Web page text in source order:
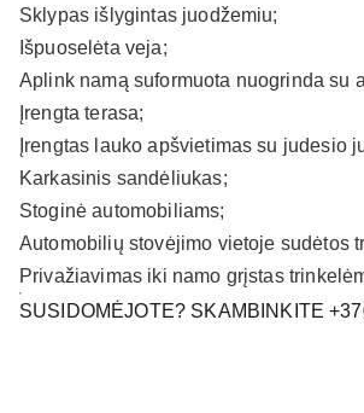
Sklypas išlygintas juodžemiu;
Išpuoselėta veja;
Aplink namą suformuota nuogrinda su
Įrengta terasa;
Įrengtas lauko apšvietimas su judesio
Karkasinis sandėliukas;
Stoginė automobiliams;
Automobilių stovėjimo vietoje sudėtos
Privažiavimas iki namo grįstas
SUSIDOMĖJOTE? SKAMBINKITE